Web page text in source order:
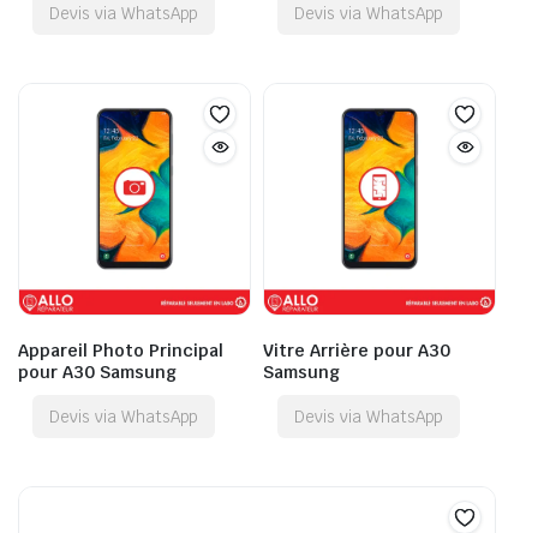
Devis via WhatsApp Devis via WhatsApp
Appareil Photo Principal
pour A30 Samsung
Devis via WhatsApp
Vitre Arrière pour A30
Samsung
Devis via WhatsApp